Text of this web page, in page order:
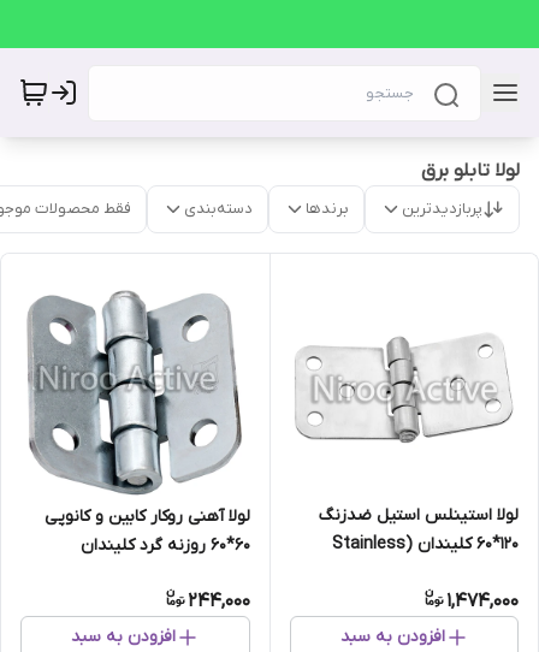
لولا تابلو برق
پربازدیدترین برندها دسته‌بندی فقط محصولات
لولا استینلس استیل ضدزنگ
۱۲۰*۶۰ کلیندان (Stainless
1,474,000
افزودن به سبد
لولا آهنی روکار کابین و کانوپی
۶۰*۶۰ روزنه گرد کلیندان
244,000
افزودن به سبد